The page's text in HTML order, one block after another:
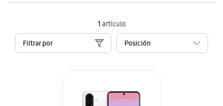
1artículo
Filtrar por